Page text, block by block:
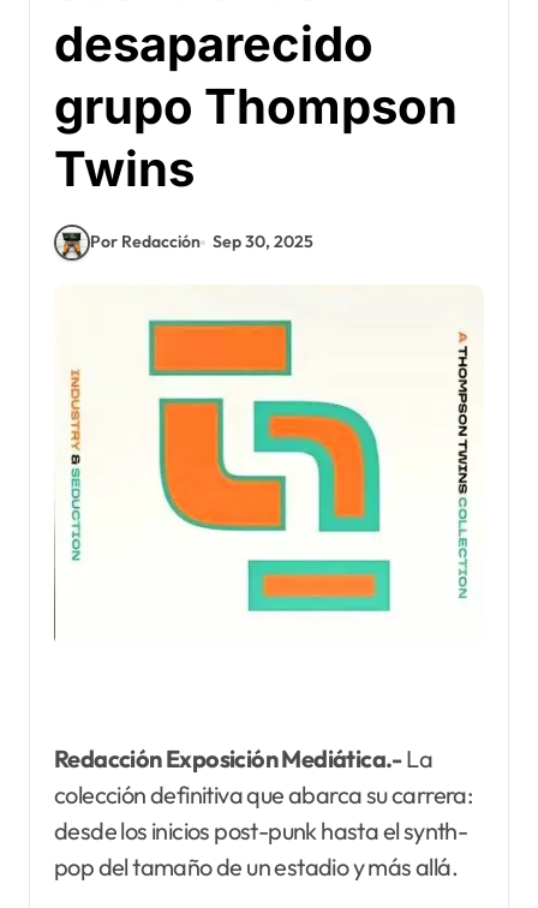
desaparecido
grupo Thompson
Twins
Por Redacción Sep 30, 2025
Redacción Exposición Mediática.-La
colección definitiva que abarca su carrera:
desde los inicios post-punk hasta el synth-
pop del tamaño de un estadio y más allá.